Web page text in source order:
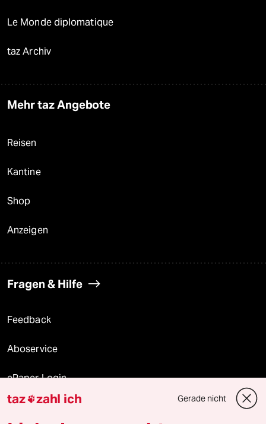
Le Monde diplomatique
taz Archiv
Mehr taz Angebote
Reisen
Kantine
Shop
Anzeigen
Fragen & Hilfe
Feedback
Aboservice
ePaper Login
Downloads für Abonnierende
taz zahl ich Gerade nicht